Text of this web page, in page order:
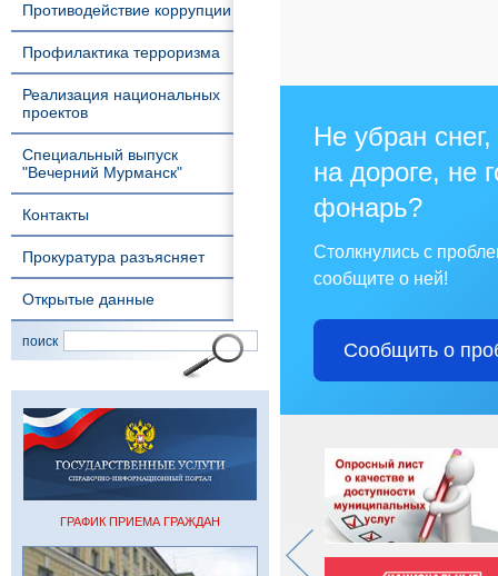
Противодействие коррупции
Профилактика терроризма
Реализация национальных
проектов
Специальный выпуск
"Вечерний Мурманск"
Контакты
Прокуратура разъясняет
Открытые данные
поиск
ГРАФИК ПРИЕМА ГРАЖДАН
Не убран
на дороге, не
фонарь?
Столкнулись с
сообщите о ней!
Сообщить о